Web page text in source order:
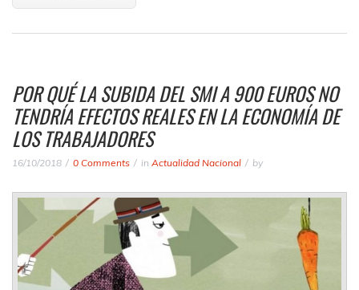
POR QUÉ LA SUBIDA DEL SMI A 900 EUROS NO
TENDRÍA EFECTOS REALES EN LA ECONOMÍA DE
LOS TRABAJADORES
16/10/2018 0 Comments in Actualidad Nacional by